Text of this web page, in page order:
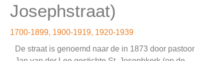
Josephstraat)
1700-1899, 1900-1919, 1920-1939
De straat is genoemd naar de in 1873 door pastoor